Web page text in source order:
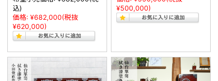
込)
価格: ¥682,000(税抜
¥620,000)
¥500,000)